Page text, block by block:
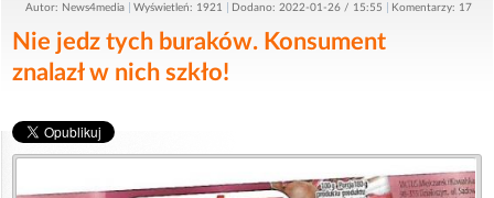
Autor: News4media Wyświetleń: 1921 Dodano: 2022-01-26 / 15:55 Komentarzy: 17
Nie jedz tych buraków. Konsument
znalazł w nich szkło!